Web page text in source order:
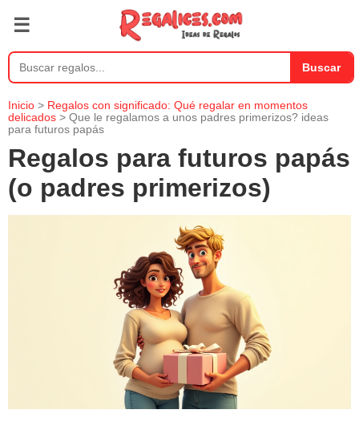
☰
Buscar
Inicio > Regalos con significado: Qué regalar en momentos
delicados > Que le regalamos a unos padres primerizos? ideas
para futuros papás
Regalos para futuros papás
(o padres primerizos)